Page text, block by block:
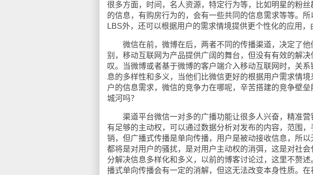
很多方面，时间，名人资源，特定行为等，比如明星的粉
的信息，有购房行为的，会有一些共同的信息需求等等。
LBS外，还可以根据用户的需求情境提供更个性化的应用，
微信在前，微博在后，两者不同的传播渠道，决定了他
别，移动互联网为产品提供广阔的舞台，但没有有效的解
叹。当微博或者基于微博的客户端介入移动互联网时，关
息的多样性和多义，当他们比微信更好的根据用户需求情
户的信息需求，微信的竞争力在哪呢，辛苦搭建的竞争壁
城河吗？
渠道平台微信一对多的广播功能让很多人兴奋，精准营
有足够的主动权，可以通过数据分析对发布的内容，范围
销，但广播式传播是单向传播，用户是被动接收信息，所
都将是对用户的骚扰，是对用户主动权的消弭，这是对社
分解决信息多样化和多义，以前的博客讨论过，这里不赘
播式单向传播会有一定的消解，但这无法改变本身性质。